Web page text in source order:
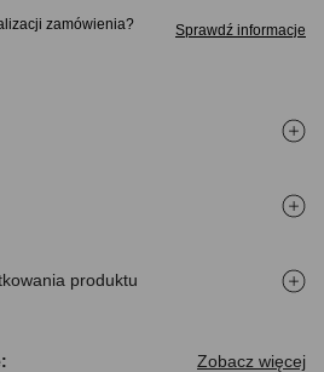
zamówienia Sprawdź informacje
produktu
Zobacz więcej